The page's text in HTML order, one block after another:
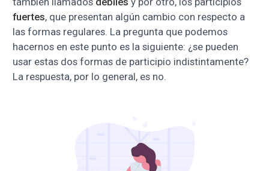
fuertes, que presentan algún cambio con respecto a
las formas regulares. La pregunta que podemos
hacernos en este punto es la siguiente: ¿se pueden
usar estas dos formas de participio indistintamente?
La respuesta, por lo general, es no.